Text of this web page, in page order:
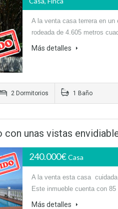
A la venta casa terrera en
rodeada de 4.605 metros
Más detalles
2 Dormitorios 1 Baño
con unas vistas
240.000€Casa
A la venta esta casa
Este inmueble cuenta con
Más detalles